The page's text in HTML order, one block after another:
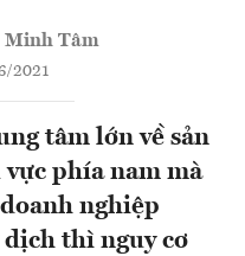
Minh Tâm
2021
tâm lớn về sản
phía nam mà
nghiệp
thì nguy cơ